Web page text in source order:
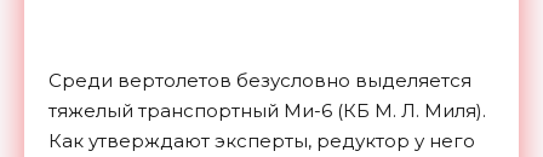
Среди вертолетов безусловно выделяется
тяжелый транспортный Ми-6 (КБ М. Л. Миля).
Как утверждают эксперты, редуктор у него